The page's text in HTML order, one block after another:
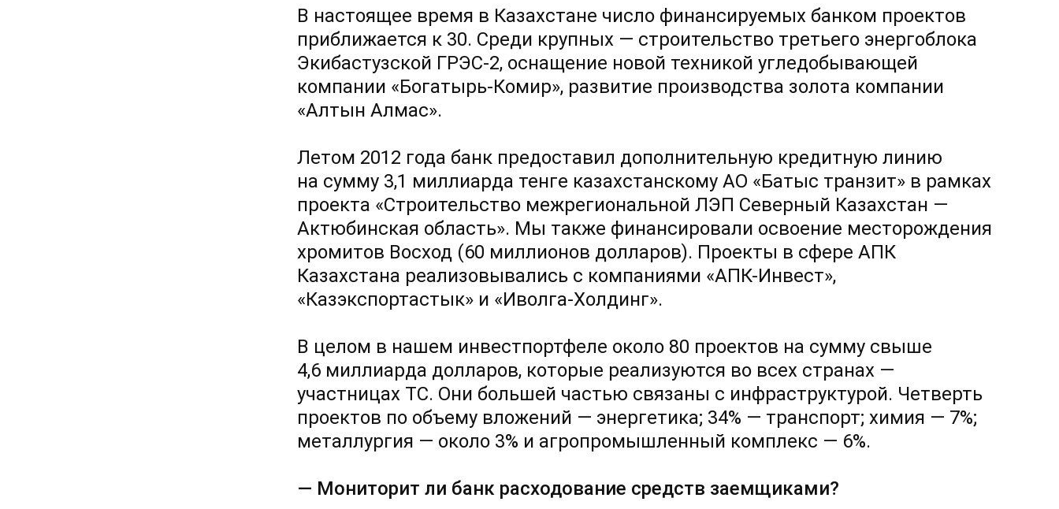
В настоящее время в Казахстане число финансируемых банком проектов
приближается к 30. Среди крупных — строительство третьего энергоблока
Экибастузской ГРЭС-2,оснащение новой техникой угледобывающей
компании «Богатырь-Комир», развитие производства золота компании
«Алтын Алмас».
Летом 2012 года банк предоставил дополнительную кредитную линию
на сумму 3,1 миллиарда тенге казахстанскому АО «Батыс транзит» в рамках
проекта «Строительство межрегиональной ЛЭП Северный Казахстан —
Актюбинская область». Мы также финансировали освоение месторождения
хромитов Восход (60 миллионов долларов). Проекты в сфере АПК
Казахстана реализовывались с компаниями «АПК-Инвест»,
«Казэкспортастык» и «Иволга-Холдинг».
В целом в нашем инвестпортфеле около 80 проектов на сумму свыше
4,6 миллиарда долларов, которые реализуются во всех странах —
участницах ТС. Они большей частью связаны с инфраструктурой. Четверть
проектов по объему вложений — энергетика; 34% — транспорт; химия — 7%;
металлургия — около 3% и агропромышленный комплекс — 6%.
— Мониторит ли банк расходование средств заемщиками?